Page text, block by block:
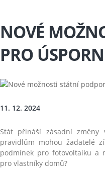
NOVÉ
PRO
11. 12. 2024
Stát přináší zásadní
pravidlům mohou žadatelé
podmínek pro fotovoltaiku a
pro vlastníky domů?